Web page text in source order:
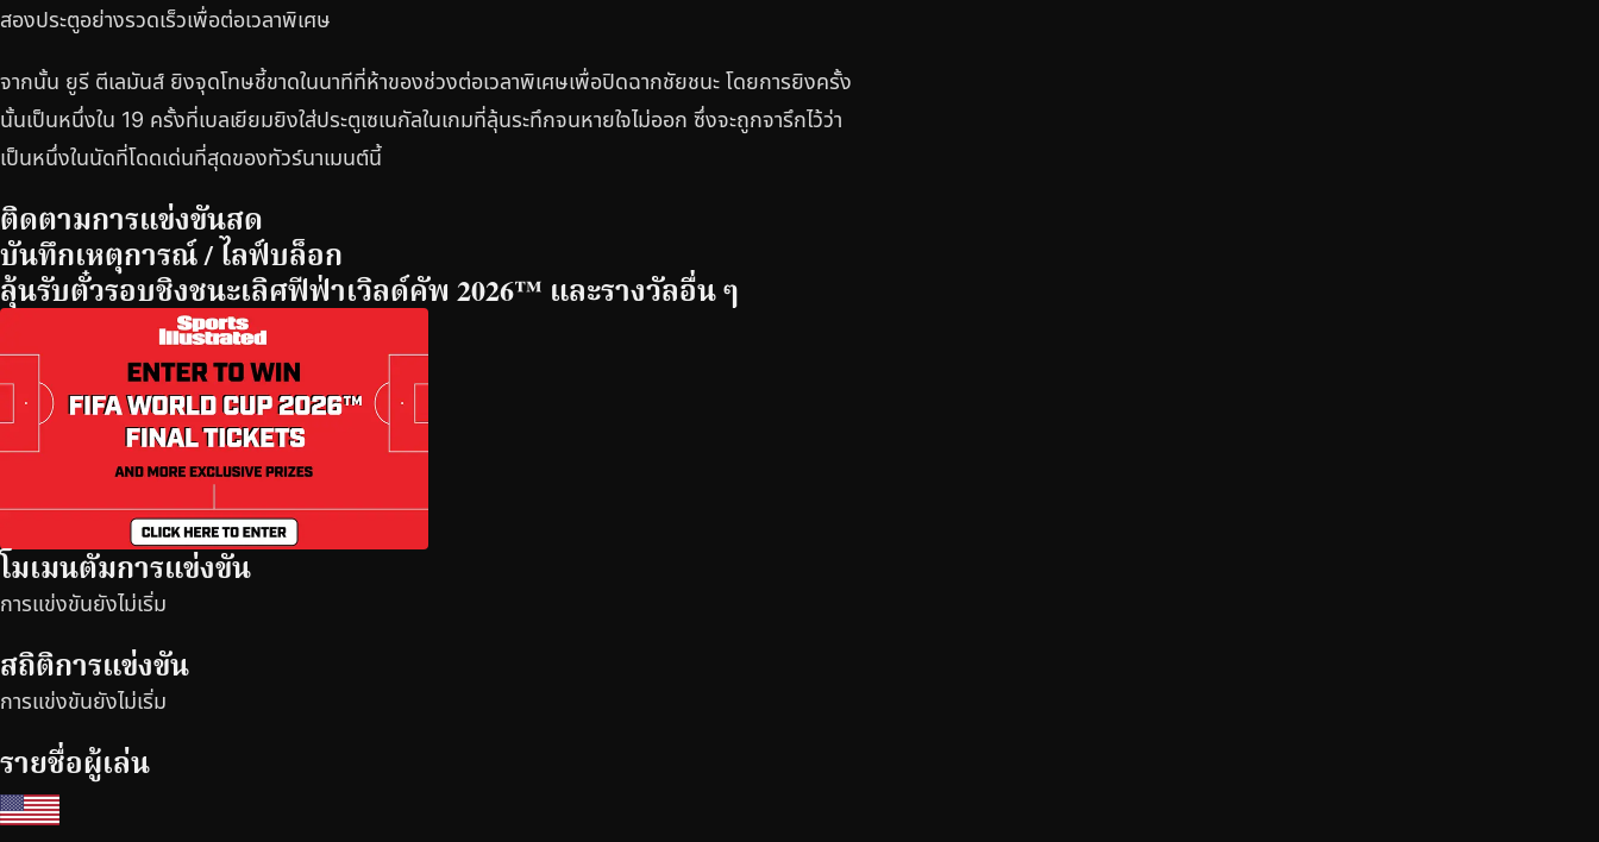
สองประตูอย่างรวดเร็วเพื่อต่อเวลาพิเศษ
จากนั้น ยูรี ตีเลมันส์ ยิงจุดโทษชี้ขาดในนาทีที่ห้าของช่วงต่อเวลาพิเศษเพื่อปิดฉากชัยชนะ โดยการยิงครั้ง
นั้นเป็นหนึ่งใน 19 ครั้งที่เบลเยียมยิงใส่ประตูเซเนกัลในเกมที่ลุ้นระทึกจนหายใจไม่ออก ซึ่งจะถูกจารึกไว้ว่า
เป็นหนึ่งในนัดที่โดดเด่นที่สุดของทัวร์นาเมนต์นี้
ติดตามการแข่งขันสด
บันทึกเหตุการณ์ / ไลฟ์บล็อก
ลุ้นรับตั๋วรอบชิงชนะเลิศฟีฟ่าเวิลด์คัพ 2026™ และรางวัลอื่น ๆ
โมเมนตัมการแข่งขัน
การแข่งขันยังไม่เริ่ม
สถิติการแข่งขัน
การแข่งขันยังไม่เริ่ม
รายชื่อผู้เล่น